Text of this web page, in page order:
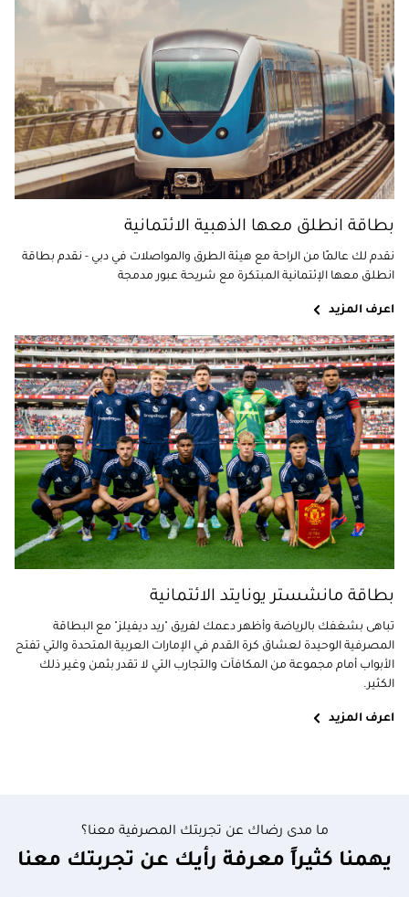
بطاقة انطلق معها الذهبية الائتمانية
نقدم لك عالمًا من الراحة مع هيئة الطرق والمواصلات في دبي - نقدم بطاقة
انطلق معها الإئتمانية المبتكرة مع شريحة عبور مدمجة
اعرف المزيد
بطاقة مانشستر يونايتد الائتمانية
تباهى بشغفك بالرياضة وأظهر دعمك لفريق "ريد ديفيلز" مع البطاقة
المصرفية الوحيدة لعشاق كرة القدم في الإمارات العربية المتحدة والتي تفتح
الأبواب أمام مجموعة من المكافآت والتجارب التي لا تقدر بثمن وغير ذلك
الكثير.
اعرف المزيد
ما مدى رضاك عن تجربتك المصرفية معنا؟
يهمنا كثيراً معرفة رأيك عن تجربتك معنا